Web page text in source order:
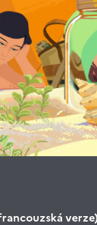
verze)